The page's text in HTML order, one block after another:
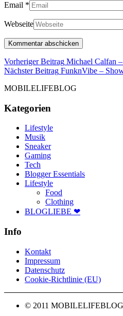
Email *
Webseite
Beitragsnavigation
Vorheriger Beitrag Michael Calfan
Nächster Beitrag FunknVibe –
MOBILELIFEBLOG
Kategorien
Lifestyle
Musik
Sneaker
Gaming
Tech
Blogger Essentials
Lifestyle
Food
Clothing
BLOGLIEBE ❤
Info
Kontakt
Impressum
Datenschutz
Cookie-Richtlinie (EU)
© 2011 MOBILELIFEBLOG